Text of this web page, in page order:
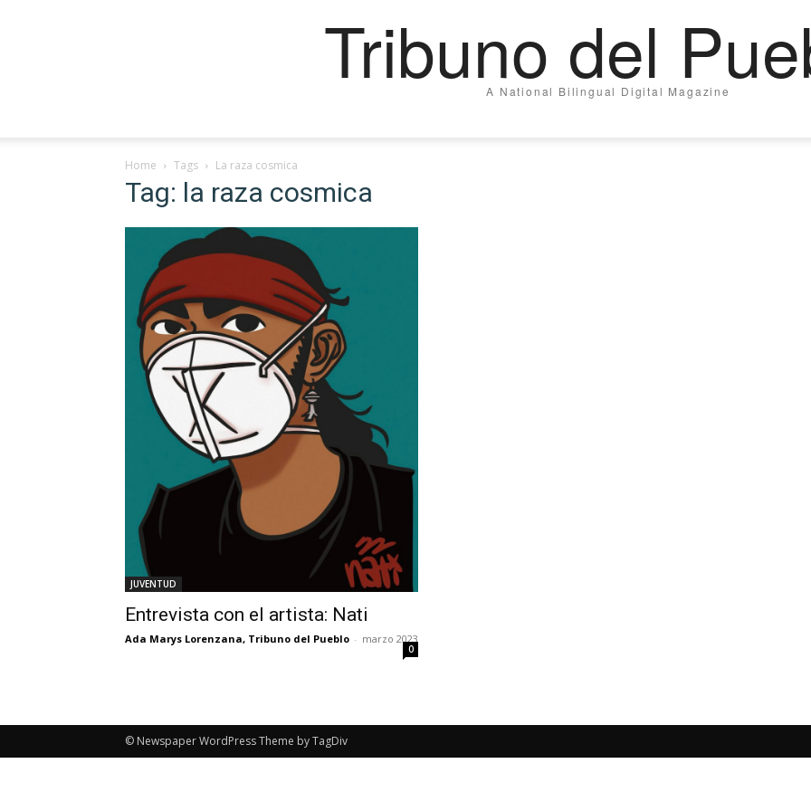
Tribuno del
A National Bilingual Digital Magazine
Home Tags La raza cosmica
Tag: la raza cosmica
JUVENTUD
Entrevista con el artista: Nati
Ada Marys Lorenzana, Tribuno del Pueblo - marzo 2023
0
© Newspaper WordPress Theme by TagDiv